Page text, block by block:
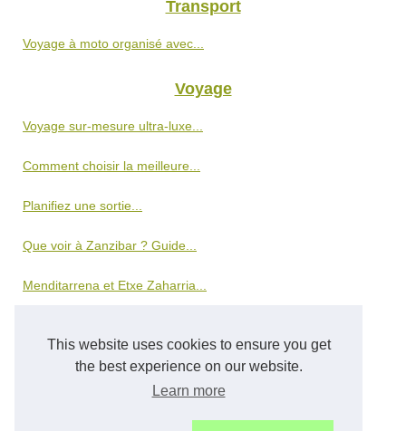
This website uses cookies to ensure you get
the best experience on our website.
Learn more
Transport
Voyage à moto organisé avec...
Voyage
Voyage sur-mesure ultra-luxe...
Comment choisir la meilleure...
Planifiez une sortie...
Que voir à Zanzibar ? Guide...
Menditarrena et Etxe Zaharria...
L'Aventure Escalade en Pays...